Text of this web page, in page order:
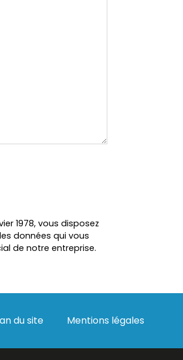
1978, vous disposez
données qui vous
de notre entreprise.
du site Mentions légales